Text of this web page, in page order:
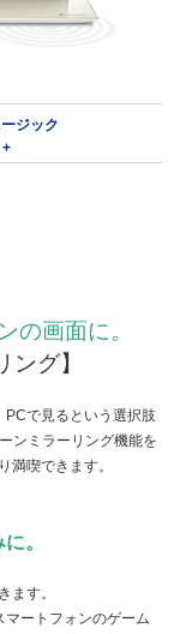
ジック
の画面に。
ング】
PCで見るという選択肢
ンミラーリング機能を
満喫できます。
。
ます。
ートフォンのゲーム